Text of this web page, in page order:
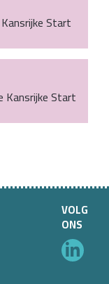
Start
Kansrijke Start
VOLG
ONS